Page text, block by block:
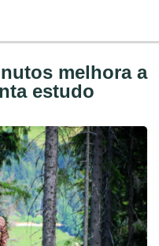
melhora a
estudo